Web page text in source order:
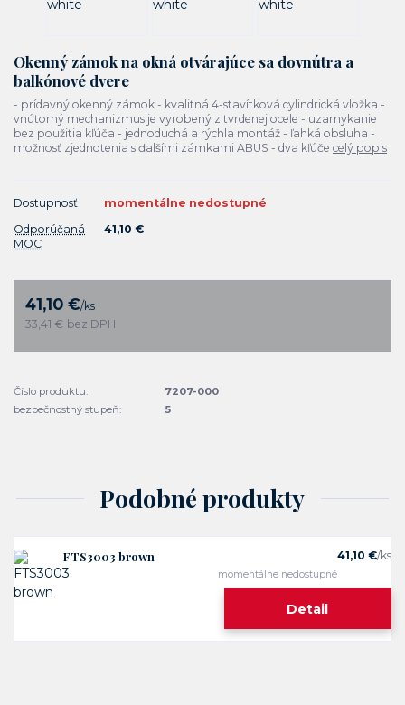
Okenný zámok na okná otvárajúce sa dovnútra a
balkónové dvere
- prídavný okenný zámok - kvalitná 4-stavítková cylindrická vložka -
vnútorný mechanizmus je vyrobený z tvrdenej ocele - uzamykanie
bez použitia kľúča - jednoduchá a rýchla montáž - ľahká obsluha -
možnosť zjednotenia s ďalšími zámkami ABUS - dva kľúče celý popis
Dostupnosť
momentálne nedostupné
Odporúčaná
MOC
41,10 €
41,10 €/ks
33,41 € bez DPH
Číslo produktu:
7207-000
bezpečnostný stupeň:
5
Podobné produkty
FTS3003 brown 41,10 €/ks
momentálne nedostupné
Detail